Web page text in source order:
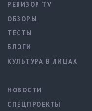
РЕВИЗОР TV
ОБЗОРЫ
ТЕСТЫ
БЛОГИ
КУЛЬТУРА В ЛИЦАХ
НОВОСТИ
СПЕЦПРОЕКТЫ